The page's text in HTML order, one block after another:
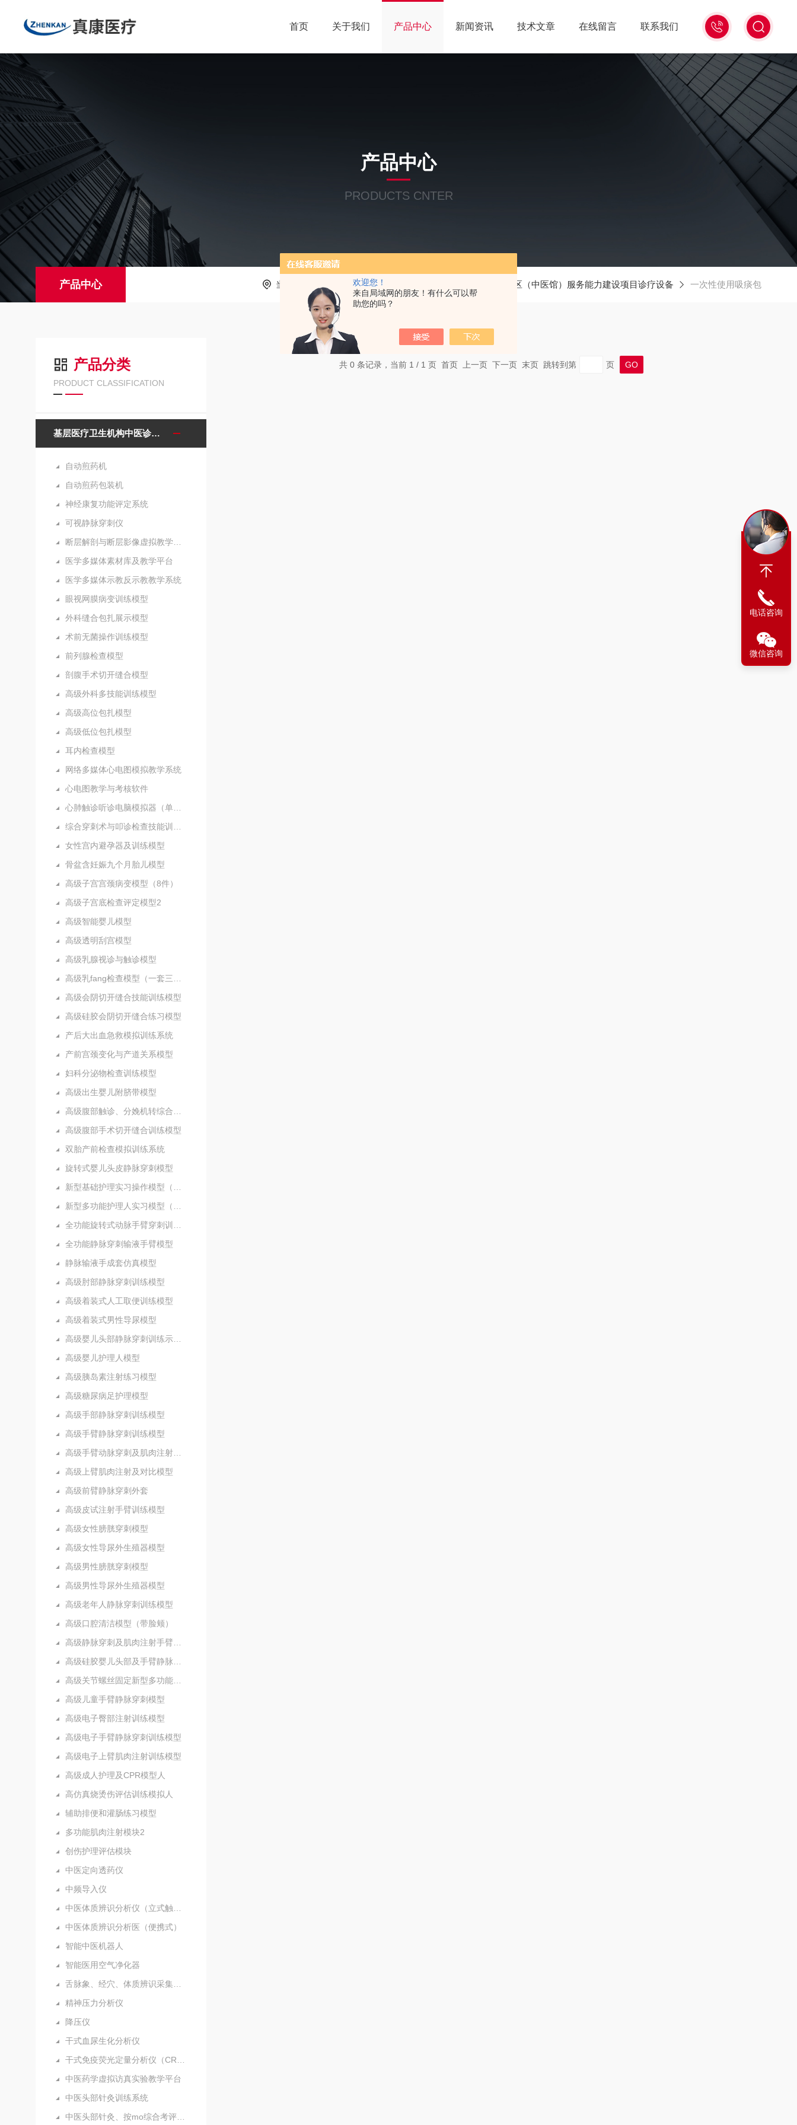
欢迎您！
来自局域网的朋友！有什么可以帮
助您的吗？
021-
56528785
首页 关于我们 产品中心 新闻资讯 技术文章 在线留言 联系我们
产品中心
PRODUCTS CNTER
产品中心 当前位置： 产品中心 基层医疗卫生机构中医诊疗区（中医馆）服务能力建设项目诊疗设备 一次性使用吸痰包
产品分类
PRODUCT CLASSIFICATION
基层医疗卫生机构中医诊疗区（中医馆）服务能力建设项目诊疗设备
自动煎药机
自动煎药包装机
神经康复功能评定系统
可视静脉穿刺仪
医学多媒体素材库及教学平台
医学多媒体示教反示教教学系统
眼视网膜病变训练模型
外科缝合包扎展示模型
术前无菌操作训练模型
前列腺检查模型
剖腹手术切开缝合模型
高级外科多技能训练模型
高级高位包扎模型
高级低位包扎模型
耳内检查模型
网络多媒体心电图模拟教学系统
心电图教学与考核软件
女性宫内避孕器及训练模型
骨盆含妊娠九个月胎儿模型
高级子宫宫颈病变模型（8件）
高级子宫底检查评定模型2
高级智能婴儿模型
高级透明刮宫模型
高级乳腺视诊与触诊模型
高级会阴切开缝合技能训练模型
高级硅胶会阴切开缝合练习模型
产后大出血急救模拟训练系统
产前宫颈变化与产道关系模型
妇科分泌物检查训练模型
高级出生婴儿附脐带模型
高级腹部手术切开缝合训练模型
双胎产前检查模拟训练系统
旋转式婴儿头皮静脉穿刺模型
全功能静脉穿刺输液手臂模型
静脉输液手成套仿真模型
高级肘部静脉穿刺训练模型
高级着装式人工取便训练模型
高级着装式男性导尿模型
高级婴儿护理人模型
高级胰岛素注射练习模型
高级糖尿病足护理模型
高级手部静脉穿刺训练模型
高级手臂静脉穿刺训练模型
高级上臂肌肉注射及对比模型
高级前臂静脉穿刺外套
高级皮试注射手臂训练模型
高级女性膀胱穿刺模型
高级女性导尿外生殖器模型
高级男性膀胱穿刺模型
高级男性导尿外生殖器模型
高级老年人静脉穿刺训练模型
高级口腔清洁模型（带脸颊）
高级儿童手臂静脉穿刺模型
高级电子臀部注射训练模型
高级电子手臂静脉穿刺训练模型
高级电子上臂肌肉注射训练模型
高级成人护理及CPR模型人
高仿真烧烫伤评估训练模拟人
辅助排便和灌肠练习模型
多功能肌肉注射模块2
创伤护理评估模块
中医定向透药仪
中频导入仪
中医体质辨识分析医（便携式）
智能中医机器人
智能医用空气净化器
精神压力分析仪
降压仪
干式血尿生化分析仪
中医药学虚拟访真实验教学平台
中医头部针灸训练系统
共 0 条记录，当前 1 / 1 页 首页 上一页 下一页 末页 跳转到第 页
电话咨询
微信咨询